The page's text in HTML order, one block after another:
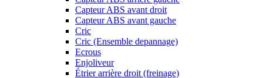
Capteur ABS avant droit
Capteur ABS avant gauche
Cric
Cric (Ensemble depannage)
Ecrous
Enjoliveur
Étrier arrière droit (freinage)